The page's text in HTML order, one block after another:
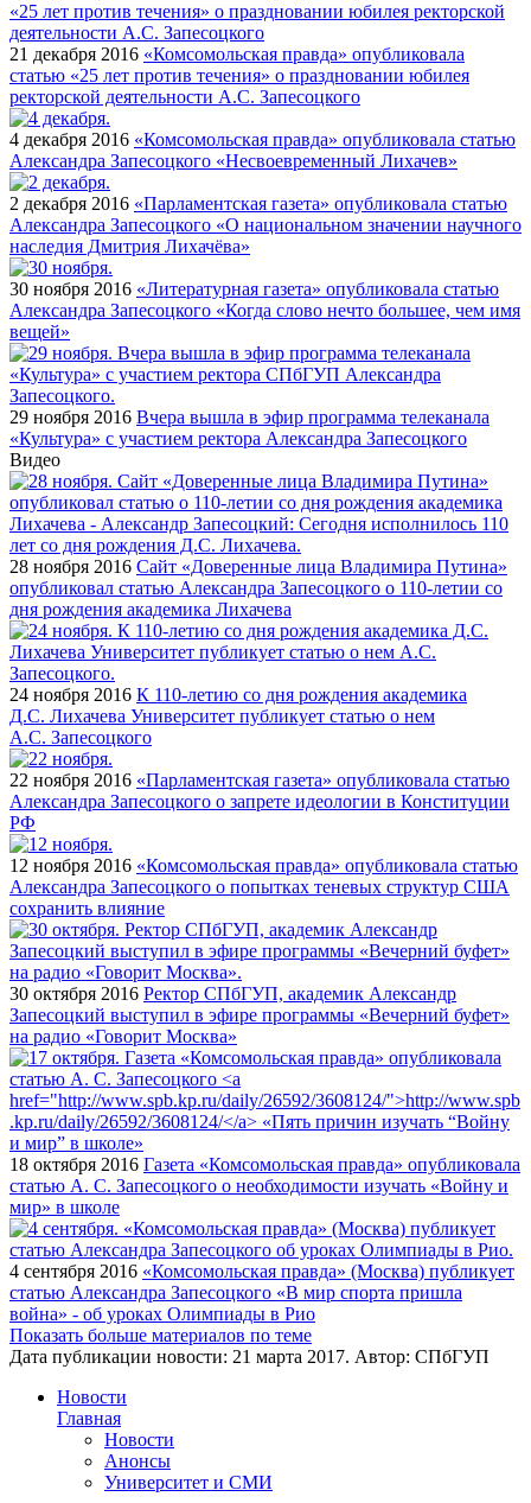
21 декабря 2016 «Комсомольская правда» опубликовала
статью «25 лет против течения» о праздновании юбилея
ректорской деятельности А.С. Запесоцкого
4 декабря 2016 «Комсомольская правда» опубликовала статью
Александра Запесоцкого «Несвоевременный Лихачев»
2 декабря 2016 «Парламентская газета» опубликовала статью
Александра Запесоцкого «О национальном значении научного
наследия Дмитрия Лихачёва»
30 ноября 2016 «Литературная газета» опубликовала статью
Александра Запесоцкого «Когда слово нечто большее, чем имя
вещей»
29 ноября 2016 Вчера вышла в эфир программа телеканала
«Культура» с участием ректора Александра Запесоцкого
Видео
28 ноября 2016 Сайт «Доверенные лица Владимира Путина»
опубликовал статью Александра Запесоцкого о 110-летии со
дня рождения академика Лихачева
24 ноября 2016 К 110-летию со дня рождения академика
Д.С. Лихачева Университет публикует статью о нем
А.С. Запесоцкого
22 ноября 2016 «Парламентская газета» опубликовала статью
Александра Запесоцкого о запрете идеологии в Конституции
РФ
12 ноября 2016 «Комсомольская правда» опубликовала статью
Александра Запесоцкого о попытках теневых структур США
сохранить влияние
30 октября 2016 Ректор СПбГУП, академик Александр
Запесоцкий выступил в эфире программы «Вечерний буфет»
на радио «Говорит Москва»
18 октября 2016 Газета «Комсомольская правда» опубликовала
статью А. С. Запесоцкого о необходимости изучать «Войну и
мир» в школе
4 сентября 2016 «Комсомольская правда» (Москва) публикует
статью Александра Запесоцкого «В мир спорта пришла
война» - об уроках Олимпиады в Рио
Показать больше материалов по теме
Дата публикации новости: 21 марта 2017. Автор: СПбГУП
Новости
Главная
Новости
Анонсы
Университет и СМИ